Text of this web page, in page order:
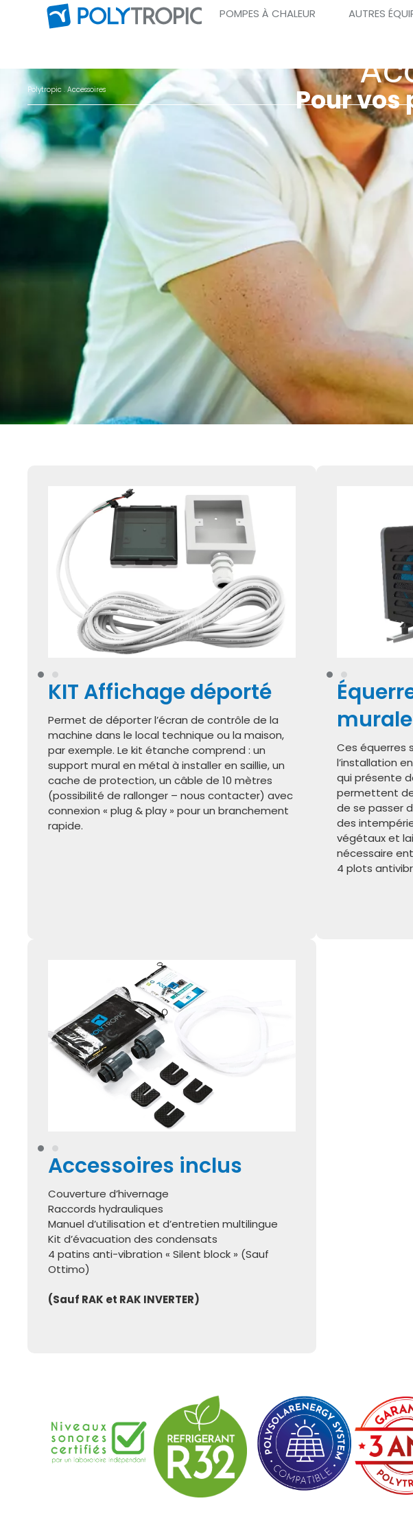
POMPES À CHALEUR AUTRES
Polytropic . Accessoires Pour vos
KIT Affichage déporté
Permet de déporter l’écran de contrôle de la
machine dans le local technique ou la maison,
par exemple. Le kit étanche comprend : un
support mural en métal à installer en saillie, un
cache de protection, un câble de 10 mètres
(possibilité de rallonger – nous contacter) avec
connexion « plug & play » pour un branchement
rapide.
murale
Ces équerres
l’installation
qui présente
permettent
de se passer
des
végétaux et
nécessaire
4 plots
Accessoires inclus
Couverture d’hivernage
Raccords hydrauliques
Manuel d’utilisation et d’entretien multilingue
Kit d’évacuation des condensats
4 patins anti-vibration « Silent block » (Sauf
Ottimo)
(Sauf RAK et RAK INVERTER)